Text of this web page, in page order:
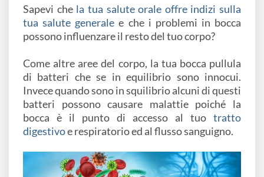
Sapevi che la tua salute orale offre indizi sulla
tua salute generale e che i problemi in bocca
possono influenzare il resto del tuo corpo?
Come altre aree del corpo, la tua bocca pullula
di batteri che se in equilibrio sono innocui.
Invece quando sono in squilibrio alcuni di questi
batteri possono causare malattie poiché la
bocca è il punto di accesso al tuo tratto
digestivoe respiratorio ed al flusso sanguigno.